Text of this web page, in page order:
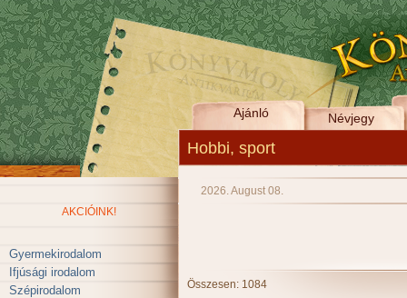
Ajánló Névjegy
Hobbi, sport
AKCIÓINK!
Gyermekirodalom
Ifjúsági irodalom
Szépirodalom
2026. August 08.
Összesen: 1084